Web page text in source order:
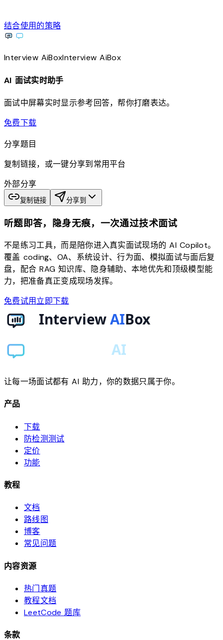
结合使用的策略
Interview AiBoxInterviewAiBox
AI 面试实时助手
面试中屏幕实时显示参考回答，帮你打磨表达。
免费下载download
分享题目
复制链接，或一键分享到常用平台
外部分享
复制链接 分享到
听题即答，隐身无痕，一次通过技术面试
不是练习工具，而是陪你进入真实面试现场的 AI Copilot。
覆盖 coding、OA、系统设计、行为面、模拟面试与面后复
盘，配合 RAG 知识库、隐身辅助、本地优先和顶级模型能
力，把准备真正变成现场发挥。
免费试用立即下载
让每一场面试都有 AI 助力，你的数据只属于你。
产品
下载
防检测测试
定价
功能
教程
文档
路线图
博客
常见问题
内容资源
热门真题
教程文档
LeetCode 题库
条款